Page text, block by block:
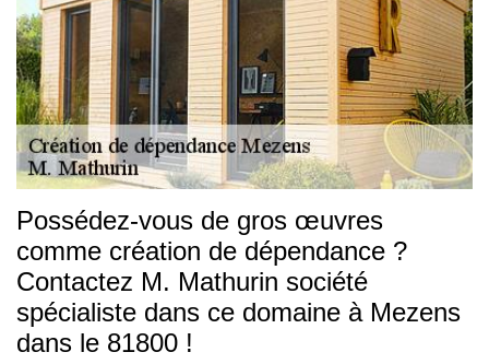
Possédez-vous de gros œuvres
comme création de dépendance ?
Contactez M. Mathurin société
spécialiste dans ce domaine à Mezens
dans le 81800 !